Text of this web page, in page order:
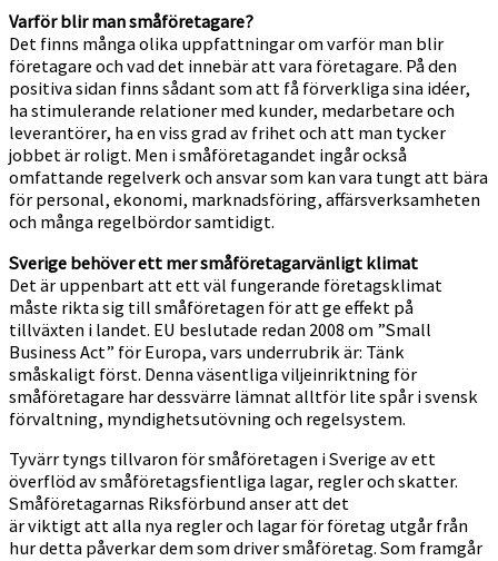
Varför blir man småföretagare?
Det finns många olika uppfattningar om varför man blir
företagare och vad det innebär att vara företagare. På den
positiva sidan finns sådant som att få förverkliga sina idéer,
ha stimulerande relationer med kunder, medarbetare och
leverantörer, ha en viss grad av frihet och att man tycker
jobbet är roligt. Men i småföretagandet ingår också
omfattande regelverk och ansvar som kan vara tungt att bära
för personal, ekonomi, marknadsföring, affärsverksamheten
och många regelbördor samtidigt.
Sverige behöver ett mer småföretagarvänligt klimat
Det är uppenbart att ett väl fungerande företagsklimat
måste rikta sig till småföretagen för att ge effekt på
tillväxten i landet. EU beslutade redan 2008 om ”Small
Business Act” för Europa, vars underrubrik är: Tänk
småskaligt först. Denna väsentliga viljeinriktning för
småföretagare har dessvärre lämnat alltför lite spår i svensk
förvaltning, myndighetsutövning och regelsystem.
Tyvärr tyngs tillvaron för småföretagen i Sverige av ett
överflöd av småföretagsfientliga lagar, regler och skatter.
Småföretagarnas Riksförbund anser att det
är viktigt att alla nya regler och lagar för företag utgår från
hur detta påverkar dem som driver småföretag. Som framgår